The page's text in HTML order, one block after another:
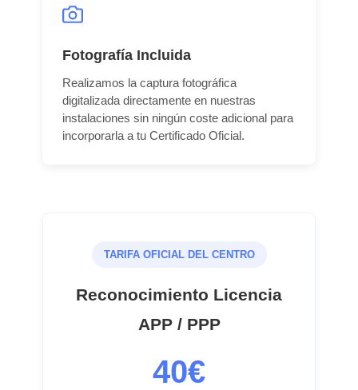
Fotografía Incluida
Realizamos la captura fotográfica
digitalizada directamente en nuestras
instalaciones sin ningún coste adicional para
incorporarla a tu Certificado Oficial.
TARIFA OFICIAL DEL CENTRO
Reconocimiento Licencia
APP / PPP
40€